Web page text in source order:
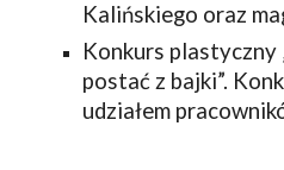
Kalińskiego oraz
Konkurs plastyczny
postać z bajki”.
udziałem